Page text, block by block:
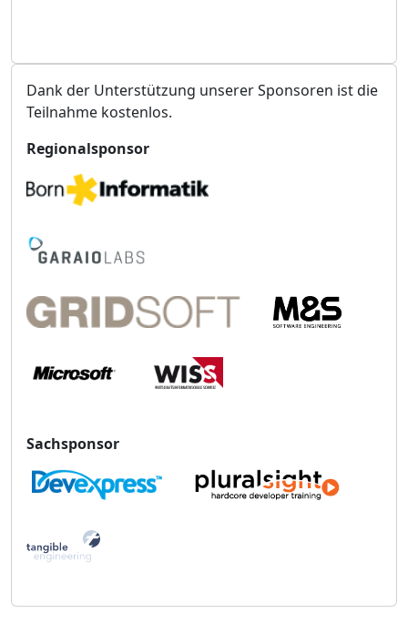
t
Dank der Unterstützung unserer Sponsoren ist die
Teilnahme kostenlos.
Regionalsponsor
Sachsponsor